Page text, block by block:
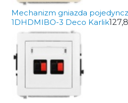
Mechanizm gniazda
1DHDMIBO-3 Deco Karlik